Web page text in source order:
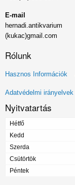
E-mail
hernadi.antikvarium
(kukac)gmail.com
Rólunk
Lábléc
menü
Hasznos Információk
Adatvédelmi irányelvek
Nyitvatartás
Hétfő
Kedd
Szerda
Csütörtök
Péntek